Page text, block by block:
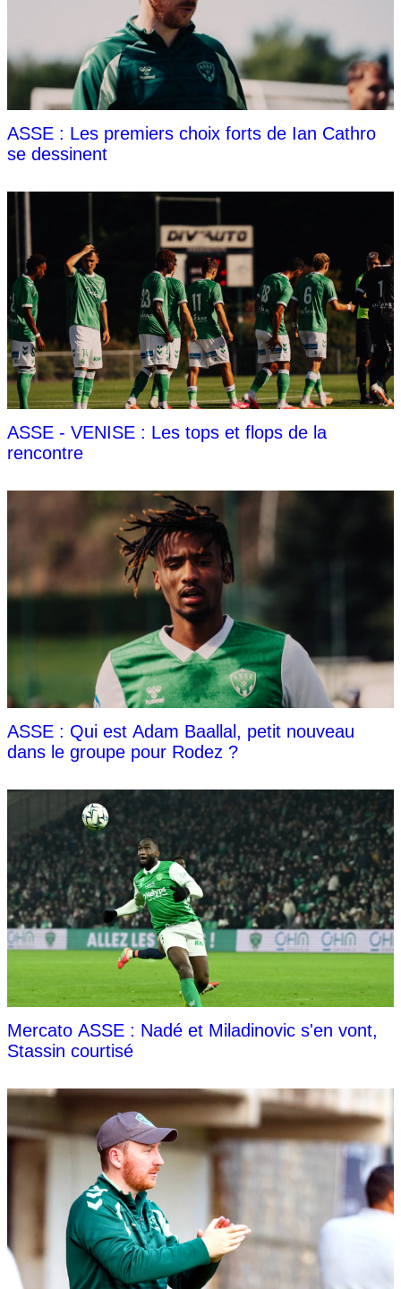
ASSE : Les premiers choix forts de Ian Cathro
se dessinent
ASSE - VENISE : Les tops et flops de la
rencontre
ASSE : Qui est Adam Baallal, petit nouveau
dans le groupe pour Rodez ?
Mercato ASSE : Nadé et Miladinovic s'en vont,
Stassin courtisé